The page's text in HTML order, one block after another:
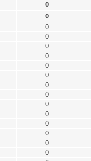
0
0
0
0
0
0
0
0
0
0
0
0
0
0
0
0